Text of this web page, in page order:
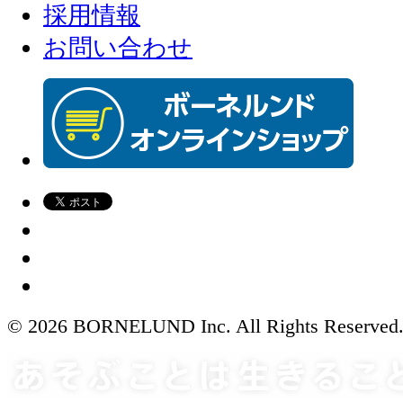
採用情報
お問い合わせ
© 2026 BORNELUND Inc. All Rights Reserved.